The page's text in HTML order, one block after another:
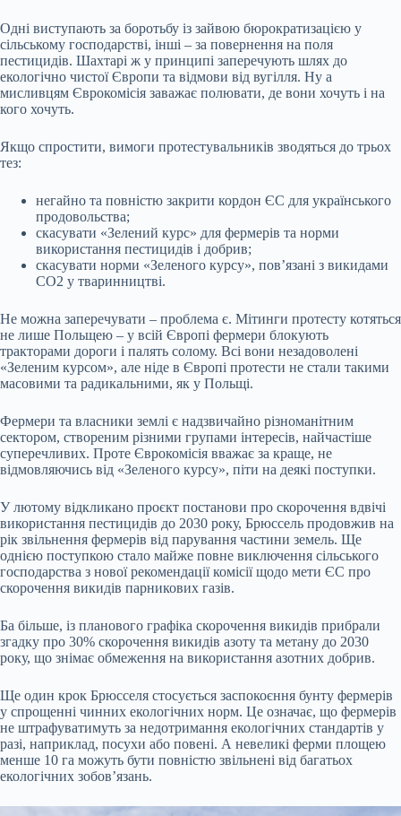
Одні виступають за боротьбу із зайвою бюрократизацією у
сільському господарстві, інші – за повернення на поля
пестицидів. Шахтарі ж у принципі заперечують шлях до
екологічно чистої Європи та відмови від вугілля. Ну а
мисливцям Єврокомісія заважає полювати, де вони хочуть і на
кого хочуть.
Якщо спростити, вимоги протестувальників зводяться до трьох
тез:
негайно та повністю закрити кордон ЄС для українського
продовольства;
скасувати «Зелений курс» для фермерів та норми
використання пестицидів і добрив;
скасувати норми «Зеленого курсу», повʼязані з викидами
CO2 у тваринництві.
Не можна заперечувати – проблема є. Мітинги протесту котяться
не лише Польщею – у всій Європі фермери блокують
тракторами дороги і палять солому. Всі вони незадоволені
«Зеленим курсом», але ніде в Європі протести не стали такими
масовими та радикальними, як у Польщі.
Фермери та власники землі є надзвичайно різноманітним
сектором, створеним різними групами інтересів, найчастіше
суперечливих. Проте Єврокомісія вважає за краще, не
відмовляючись від «Зеленого курсу», піти на деякі поступки.
У лютому відкликано проєкт постанови про скорочення вдвічі
використання пестицидів до 2030 року, Брюссель продовжив на
рік звільнення фермерів від парування частини земель. Ще
однією поступкою стало майже повне виключення сільського
господарства з нової рекомендації комісії щодо мети ЄС про
скорочення викидів парникових газів.
Ба більше, із планового графіка скорочення викидів прибрали
згадку про 30% скорочення викидів азоту та метану до 2030
року, що знімає обмеження на використання азотних добрив.
Ще один крок Брюсселя стосується заспокоєння бунту фермерів
у спрощенні чинних екологічних норм. Це означає, що фермерів
не штрафуватимуть за недотримання екологічних стандартів у
разі, наприклад, посухи або повені. А невеликі ферми площею
менше 10 га можуть бути повністю звільнені від багатьох
екологічних зобовʼязань.